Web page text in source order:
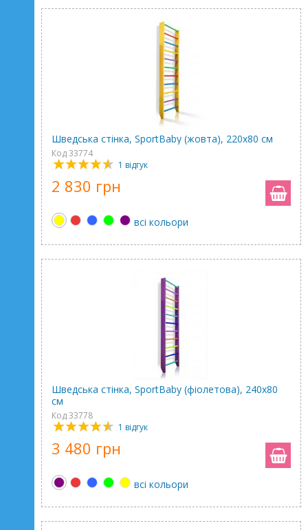
Шведська стінка, SportBaby (жовта), 220х80 см
Код 33774
1 відгук
2 830 грн
всі кольори
Шведська стінка, SportBaby (фіолетова), 240х80
см
Код 33778
1 відгук
3 480 грн
всі кольори